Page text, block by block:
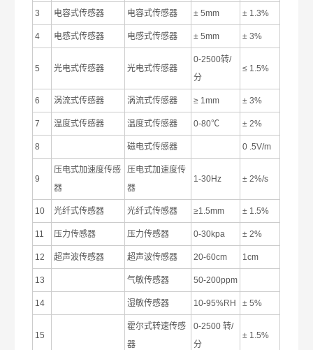
3 电容式传感器 电容式传感器 ± 5mm ± 1.3%
4 电感式传感器 电感式传感器 ± 5mm ± 3%
5 光电式传感器 光电式传感器
0-2500转/
分
≤ 1.5%
6 涡流式传感器 涡流式传感器 ≥ 1mm ± 3%
7 温度式传感器 温度式传感器 0-80℃ ± 2%
8 磁电式传感器 0 .5V/m
9
压电式加速度传感
器
压电式加速度传
器
1-30Hz ± 2%/s
10 光纤式传感器 光纤式传感器 ≥1.5mm ± 1.5%
11 压力传感器 压力传感器 0-30kpa ± 2%
12 超声波传感器 超声波传感器 20-60cm 1cm
13 气敏传感器 50-200ppm
14 湿敏传感器 10-95%RH ± 5%
15
霍尔式转速传感
器
0-2500 转/
分
± 1.5%